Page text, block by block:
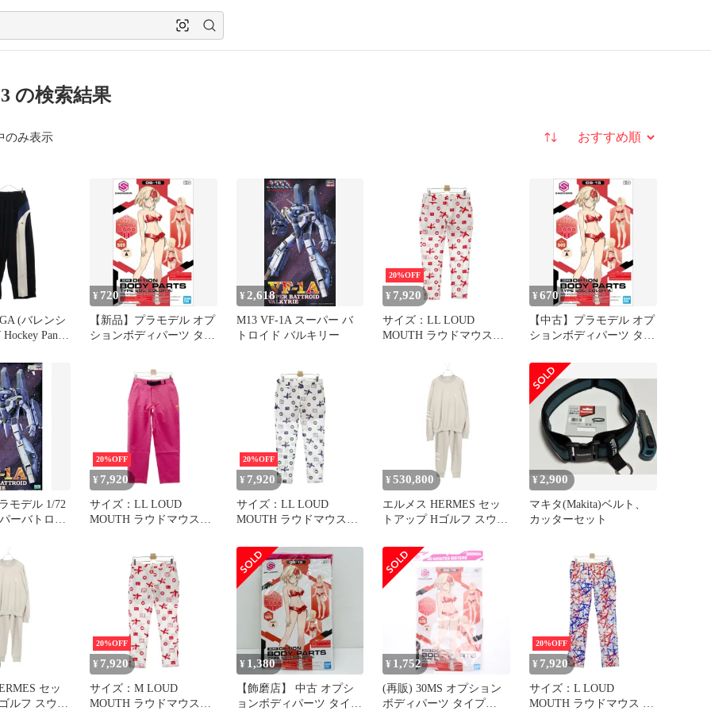
の検索結果
のみ表示 並び替え
(バレンシ
Pants
¥ 720
【新品】プラモデル オプ
ションボディパーツ タイ
[5065713]
¥ 2,618
M13 VF-1A スーパー バ
トロイド バルキリー
20%OFF
¥ 7,920
サイズ：LL LOUD
MOUTH ラウドマウス
カー 星 モノグラム 総柄
ホワイト系
[240101657136] ゴルフウ
ェア メンズ ストスト
¥670
【中古】プラモデル オプ
ションボディパーツ タイ
MINUTES SISTERS」
[5065713]
モデル 1/72
ーバトロイ
リーズ
20%OFF
¥ 7,920
サイズ：LL LOUD
MOUTH ラウドマウス
ルフウェア レディース
ストスト
20%OFF
¥ 7,920
サイズ：LL LOUD
MOUTH ラウドマウス
トレッチパンツ シアサッ
カー 星 モノグラム 総柄
ホワイト系
[240101657134] ゴルフウ
ェア メンズ ストスト
¥ 530,800
エルメス HERMES セッ
トアップ Hゴルフ スウェ
コットン シルク Hゴルフ
セットアップ メンズ
Used A
¥ 2,900
マキタ(Makita)ベルト、
カッターセット
セッ
ルフ スウェ
20%OFF
¥ 7,920
サイズ：M LOUD
MOUTH ラウドマウス
¥ 1,380
【飾磨店】 中古 オプシ
ョンボディパーツ タイプ
¥ 1,752
(再販) 30MS オプション
ボディパーツ タイプ
20%OFF
¥ 7,920
サイズ：L LOUD
MOUTH ラウドマウス ロ